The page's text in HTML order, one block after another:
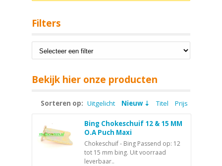
Filters
Bekijk hier onze producten
Sorteren op: Uitgelicht Nieuw Titel Prijs
Bing Chokeschuif 12 & 15 MM
O.A Puch Maxi
Chokeschuif - Bing Passend op: 12
tot 15 mm bing. Uit voorraad
leverbaar..